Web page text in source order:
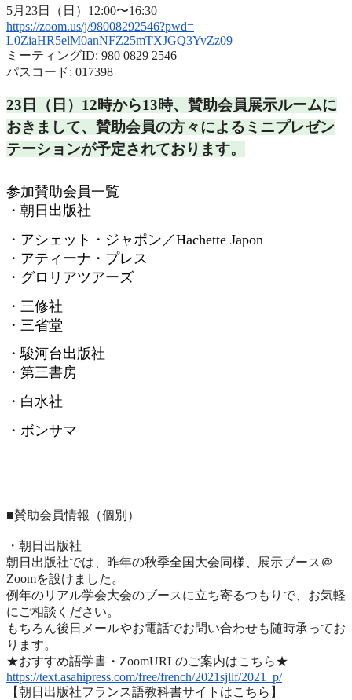
5月23日（日）12:00〜16:30
https://zoom.us/j/98008292546?pwd=
L0ZiaHR5elM0anNFZ25mTXJGQ3YvZz09
ミーティングID: 980 0829 2546
パスコード: 017398
23日（日）12時から13時、 賛助会員展示ルームに
おきまして、 賛助会員の方々によるミニプレゼン
テーションが予定されております。
参加賛助会員一覧
・朝日出版社
・アシェット・ジャポン／Hachette Japon
・アティーナ・プレス
・グロリアツアーズ
・三修社
・三省堂
・駿河台出版社
・第三書房
・白水社
・ボンサマ
■賛助会員情報（個別）
・朝日出版社
朝日出版社では、昨年の秋季全国大会同様、展示ブース＠
Zoomを設けました。
例年のリアル学会大会のブースに立ち寄るつもりで、 お気軽
にご相談ください。
もちろん後日メールやお電話でお問い合わせも随時承ってお
ります。
★おすすめ語学書・ZoomURLのご案内はこちら★
https://text.asahipress.com/free/french/2021sjllf/2021_p/
【朝日出版社フランス語教科書サイトはこちら】